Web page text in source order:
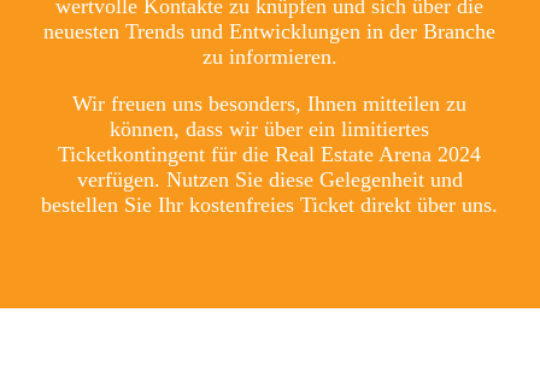
wertvolle Kontakte zu knüpfen und sich über die
neuesten Trends und Entwicklungen in der Branche
zu informieren.
Wir freuen uns besonders, Ihnen mitteilen zu
können, dass wir über ein limitiertes
Ticketkontingent für die Real Estate Arena 2024
verfügen. Nutzen Sie diese Gelegenheit und
bestellen Sie Ihr kostenfreies Ticket direkt über uns.